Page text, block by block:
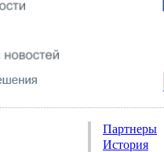
Партнеры
История